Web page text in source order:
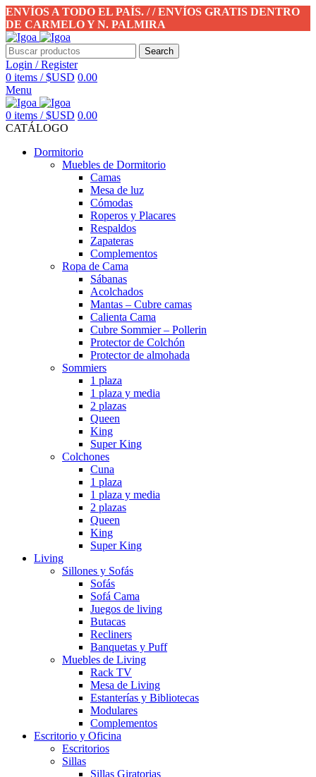
ENVÍOS A TODO EL PAÍS. / / ENVÍOS GRATIS DENTRO
DE CARMELO Y N. PALMIRA
Search
Login / Register
0 items / $USD 0.00
Menu
0 items / $USD 0.00
CATÁLOGO
Dormitorio
Muebles de Dormitorio
Camas
Mesa de luz
Cómodas
Roperos y Placares
Respaldos
Zapateras
Complementos
Ropa de Cama
Sábanas
Acolchados
Mantas – Cubre camas
Calienta Cama
Cubre Sommier – Pollerin
Protector de Colchón
Protector de almohada
Sommiers
1 plaza
1 plaza y media
2 plazas
Queen
King
Super King
Colchones
Cuna
1 plaza
1 plaza y media
2 plazas
Queen
King
Super King
Living
Sillones y Sofás
Sofás
Sofá Cama
Juegos de living
Butacas
Recliners
Banquetas y Puff
Muebles de Living
Rack TV
Mesa de Living
Estanterías y Bibliotecas
Modulares
Complementos
Escritorio y Oficina
Escritorios
Sillas
Sillas Giratorias